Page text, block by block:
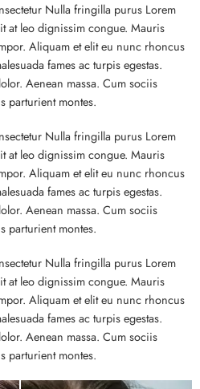
Nulla fringilla purus Lorem
at leo dignissim congue. Mauris
Aliquam et elit eu nunc rhoncus
fames ac turpis egestas.
Aenean massa. Cum sociis
parturient montes.
Nulla fringilla purus Lorem
at leo dignissim congue. Mauris
Aliquam et elit eu nunc rhoncus
fames ac turpis egestas.
Aenean massa. Cum sociis
parturient montes.
Nulla fringilla purus Lorem
at leo dignissim congue. Mauris
Aliquam et elit eu nunc rhoncus
fames ac turpis egestas.
Aenean massa. Cum sociis
parturient montes.